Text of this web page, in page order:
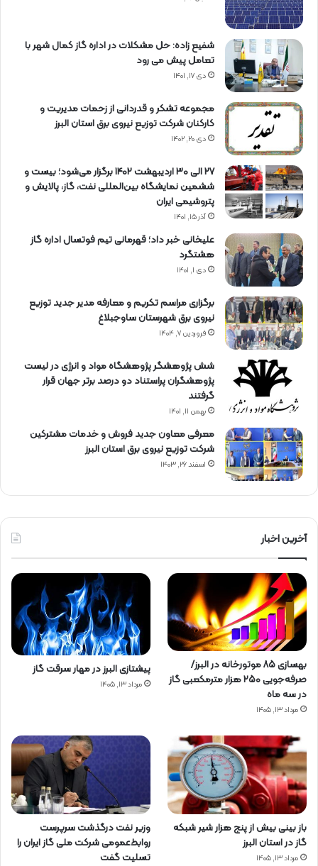
شفیع زاده: حل مشکلات در اداره گاز کمال شهر با
تعامل پیش می رود
دی ۱۷, ۱۴۰۱
مجموعه تشکر و قدردانی از زحمات مدیریت و
کارکنان شرکت توزیع نیروی برق استان البرز
دی ۲۰, ۱۴۰۲
27 الی 30 اردیبهشت 1402 برگزار می‌شود؛ بیست و
ششمین نمایشگاه بین‌المللی نفت، گاز، پالایش و
پتروشیمی ایران
آذر ۱۵, ۱۴۰۱
علیخانی خبر داد؛ قهرمانی تیم فوتسال اداره گاز
هشتگرد
دی ۱, ۱۴۰۱
برگزاری مراسم تكریم و معارفه مدیر جدید توزیع
نیروی برق شهرستان ساوجبلاغ
فروردین ۷, ۱۴۰۴
شش پژوهشگر پژوهشگاه مواد و انرژی در لیست
پژوهشگران پراستناد دو درصد برتر جهان قرار
گرفتند
بهمن ۱۱, ۱۴۰۱
معرفی معاون جدید فروش و خدمات مشتركین
شركت توزیع نیروی برق استان البرز
اسفند ۲۶, ۱۴۰۳
آخرین اخبار
بهسازی ۸۵ موتورخانه در البرز/
صرفه‌جویی ۲۵۰ هزار مترمکعبی گاز
در سه ماه
مرداد ۱۳, ۱۴۰۵
پیشتازی البرز در مهار سرقت گاز
مرداد ۱۳, ۱۴۰۵
باز بینی بیش از پنج هزار شیر شبکه
گاز در استان البرز
مرداد ۱۳, ۱۴۰۵
وزیر نفت درگذشت سرپرست
روابط‌عمومی شرکت ملی گاز ایران را
تسلیت گفت